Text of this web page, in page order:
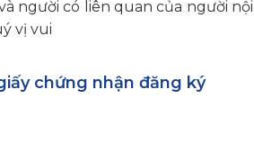
người có liên quan của người nội
vị vui
chứng nhận đăng ký